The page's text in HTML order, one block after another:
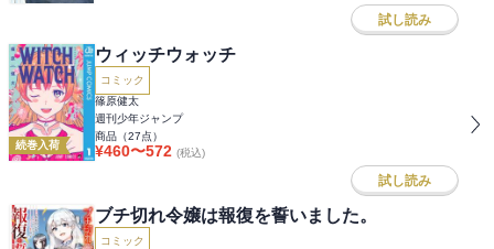
試し読み
続巻入荷
ウィッチウォッチ
コミック
篠原健太
週刊少年ジャンプ
商品（27点）
¥460〜572 (税込)
試し読み
ブチ切れ令嬢は報復を誓いました。
コミック